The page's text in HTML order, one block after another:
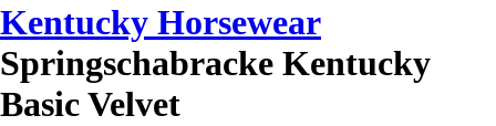
Kentucky Horsewear
Springschabracke Kentucky
Basic Velvet